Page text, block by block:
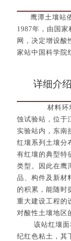
鹰潭土壤站
1987年，由国
网，决定增设酸
家站中国科学院
详细介绍
材料环境
蚀试验站，位于
实验站内，东南
红壤系列土壤分
有红壤的典型特
类型。因此在鹰
品、构件及新材
的积累，能随时
重大建设工程的
对酸性土壤地区
该站红壤面积
纪红色粘土，其